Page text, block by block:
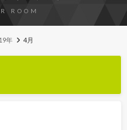
ROOM
年 4月